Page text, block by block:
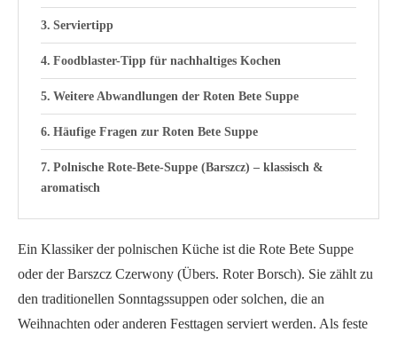
Serviertipp
Foodblaster-Tipp für nachhaltiges Kochen
Weitere Abwandlungen der Roten Bete Suppe
Häufige Fragen zur Roten Bete Suppe
Polnische Rote-Bete-Suppe (Barszcz) – klassisch &
aromatisch
Ein Klassiker der polnischen Küche ist die Rote Bete Suppe
oder der Barszcz Czerwony (Übers. Roter Borsch). Sie zählt zu
den traditionellen Sonntagssuppen oder solchen, die an
Weihnachten oder anderen Festtagen serviert werden. Als feste